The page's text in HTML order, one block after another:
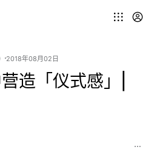
2018年08月02日
造「仪式感」|